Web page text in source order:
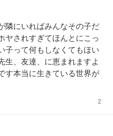
隣にいればみんなその子だ
ヤされすぎてほんとにこっ
子って何もしなくてもほい
生、友達、に恵まれますよ
す本当に生きている世界が
2